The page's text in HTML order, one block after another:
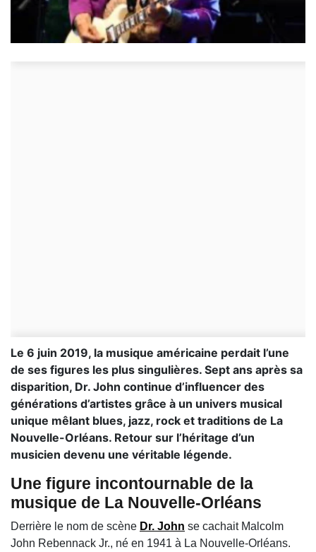
Le 6 juin 2019, la musique américaine perdait l’une
de ses figures les plus singulières. Sept ans après sa
disparition, Dr. John continue d’influencer des
générations d’artistes grâce à un univers musical
unique mêlant blues, jazz, rock et traditions de La
Nouvelle-Orléans. Retour sur l’héritage d’un
musicien devenu une véritable légende.
Une figure incontournable de la
musique de La Nouvelle-Orléans
Derrière le nom de scène Dr. John se cachait Malcolm
John Rebennack Jr., né en 1941 à La Nouvelle-Orléans.